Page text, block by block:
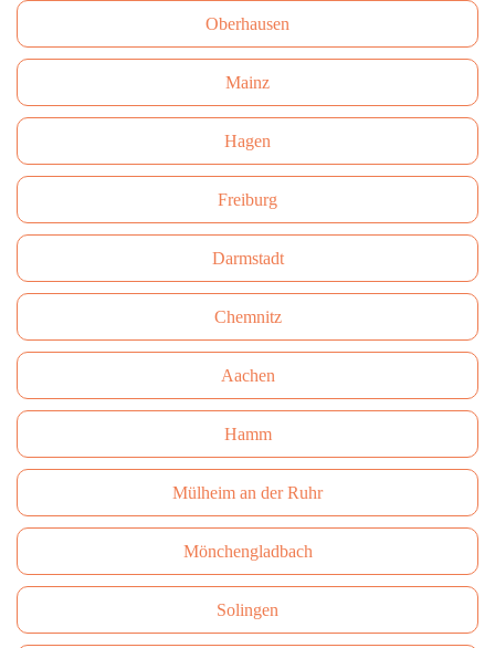
Oberhausen
Mainz
Hagen
Freiburg
Darmstadt
Сhemnitz
Aachen
Hamm
Mülheim an der Ruhr
Mönchengladbach
Solingen